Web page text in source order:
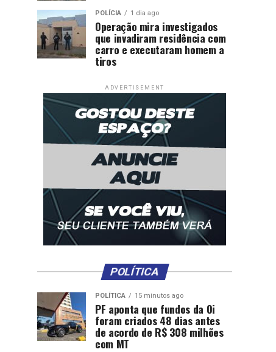
POLÍCIA 1 dia ago
Operação mira investigados
que invadiram residência com
carro e executaram homem a
tiros
ADVERTISEMENT
POLÍTICA
POLÍTICA 15 minutos ago
PF aponta que fundos da Oi
foram criados 48 dias antes
de acordo de R$ 308 milhões
com MT